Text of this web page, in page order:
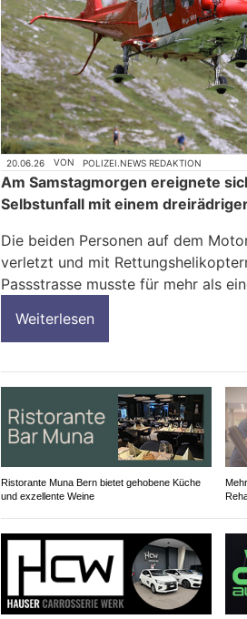
20.06.26 VON POLIZEI.NEWS REDAKTION
Am Samstagmorgen ereignete
Selbstunfall mit einem
Die beiden Personen auf dem
verletzt und mit
Passstrasse musste für mehr als
Weiterlesen
Ristorante Muna Bern bietet gehobene Küche
und exzellente Weine